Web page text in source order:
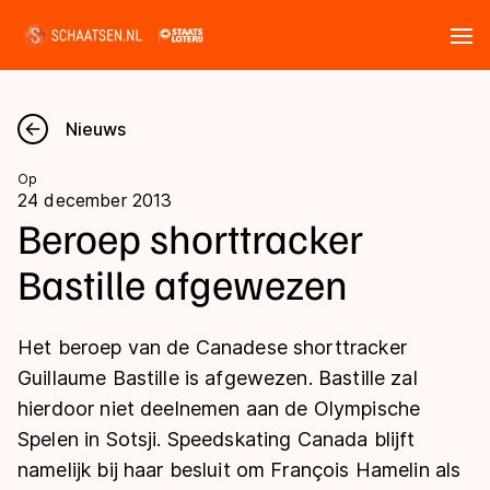
Nieuws
Kalender
Disciplines
Langebaan
Shorttrack
Inlineskaten
Uitslagen
Langebaan
Shorttrack
Marathon
Tijden & historie
Ranglijsten Langebaan
Nieuws
Op
24 december 2013
Beroep shorttracker
Bastille afgewezen
Het beroep van de Canadese shorttracker
Guillaume Bastille is afgewezen. Bastille zal
hierdoor niet deelnemen aan de Olympische
Spelen in Sotsji. Speedskating Canada blijft
namelijk bij haar besluit om François Hamelin als